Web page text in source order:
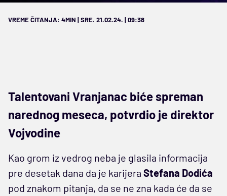
VREME ČITANJA: 4MIN | SRE. 21.02.24. | 09:38
Talentovani Vranjanac biće spreman
narednog meseca, potvrdio je direktor
Vojvodine
Kao grom iz vedrog neba je glasila informacija
pre desetak dana da je karijera Stefana Dodića
pod znakom pitanja, da se ne zna kada će da se